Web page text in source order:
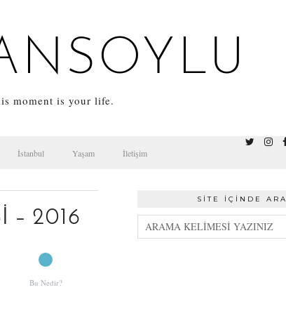
moment is your life.
İstanbul Yaşam İletişim
– 2016
Bu Nedir?
SITE İÇINDE ARA